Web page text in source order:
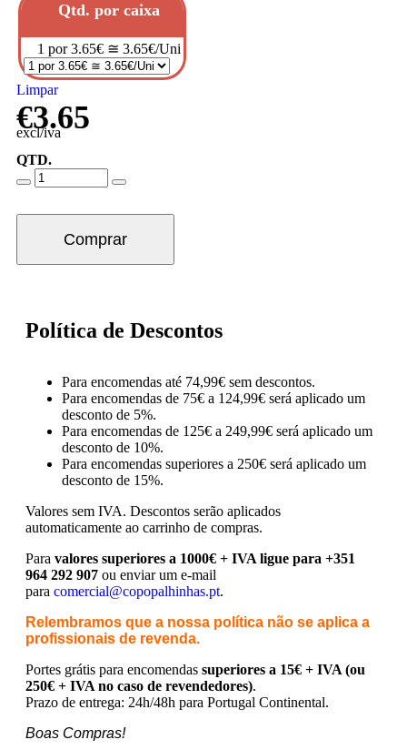
Qtd. por caixa
1 por 3.65€ ≅ 3.65€/Uni
Limpar
€3.65
excl/iva
QTD.
Comprar
Política de Descontos
Para encomendas até 74,99€ sem descontos.
Para encomendas de 75€ a 124,99€ será aplicado um
desconto de 5%.
Para encomendas de 125€ a 249,99€ será aplicado um
desconto de 10%.
Para encomendas superiores a 250€ será aplicado um
desconto de 15%.
Valores sem IVA. Descontos serão aplicados
automaticamente ao carrinho de compras.
Para valores superiores a 1000€ + IVA ligue para +351
964 292 907 ou enviar um e-mail
para comercial@copopalhinhas.pt.
Relembramos que a nossa política não se aplica a
profissionais de revenda.
Portes grátis para encomendas superiores a 15€ + IVA (ou
250€ + IVA no caso de revendedores).
Prazo de entrega: 24h/48h para Portugal Continental.
Boas Compras!